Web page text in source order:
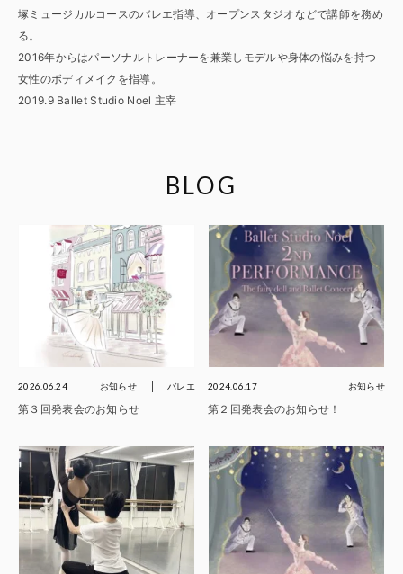
塚ミュージカルコースのバレエ指導、オープンスタジオなどで講師を務め
る。
2016年からはパーソナルトレーナーを兼業しモデルや身体の悩みを持つ
女性のボディメイクを指導。
2019.9 Ballet Studio Noel 主宰
BLOG
2026.06.24 お知らせ バレエ
第３回発表会のお知らせ
2024.06.17 お知らせ
第２回発表会のお知らせ！